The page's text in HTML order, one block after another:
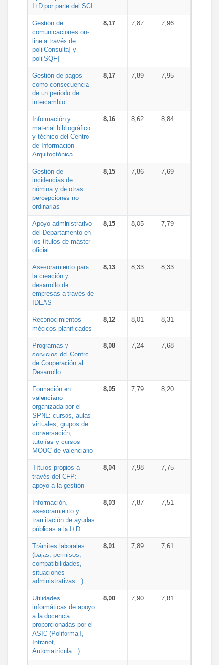
I+D por parte del SGI
Gestión de
comunicaciones on-
line a través de
poli[Consulta] y
poli[SQF]
8,17 7,87 7,96
Gestión de pagos
como consecuencia
de un periodo de
intercambio
8,17 7,89 7,95
Información y
material bibliográfico
y técnico del Centro
de Información
Arquitectónica
8,16 8,62 8,84
Gestión de
incidencias de
nómina y de otras
percepciones no
ordinarias
8,15 7,86 7,69
Apoyo administrativo
del Departamento en
los títulos de máster
oficial
8,15 8,05 7,79
Asesoramiento para
la creación y
desarrollo de
empresas a través de
IDEAS
8,13 8,33 8,33
Reconocimientos
médicos planificados
8,12 8,01 8,31
Programas y
servicios del Centro
de Cooperación al
Desarrollo
8,08 7,24 7,68
Formación en
valenciano
organizada por el
SPNL: cursos, aulas
virtuales, grupos de
conversación,
tutorías y cursos
MOOC de valenciano
8,05 7,79 8,20
Títulos propios a
través del CFP:
apoyo a la gestión
8,04 7,98 7,75
Información,
asesoramiento y
tramitación de ayudas
públicas a la I+D
8,03 7,87 7,51
Trámites laborales
(bajas, permisos,
compatibilidades,
situaciones
administrativas...)
8,01 7,89 7,61
Utilidades
informáticas de apoyo
a la docencia
proporcionadas por el
ASIC (PoliformaT,
Intranet,
Automatrícula...)
8,00 7,90 7,81